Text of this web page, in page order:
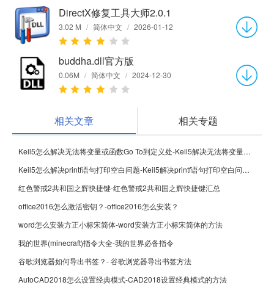
DirectX修复工具大师2.0.1
3.02 M / 简体中文 / 2026-01-12
buddha.dll官方版
0.06M / 简体中文 / 2024-12-30
相关文章 相关专题
Keil5怎么解决无法将变量或函数Go To到定义处-Keil5解决无法将变量或函数Go To到定义处的方法
Keil5怎么解决printf语句打印空白问题-Keil5解决printf语句打印空白问题的方法
红色警戒2共和国之辉快捷键-红色警戒2共和国之辉快捷键汇总
office2016怎么激活密钥？-office2016怎么安装？
word怎么安装方正小标宋简体-word安装方正小标宋简体的方法
我的世界(minecraft)指令大全-我的世界必备指令
谷歌浏览器如何导出书签？- 谷歌浏览器导出书签方法
AutoCAD2018怎么设置经典模式-CAD2018设置经典模式的方法